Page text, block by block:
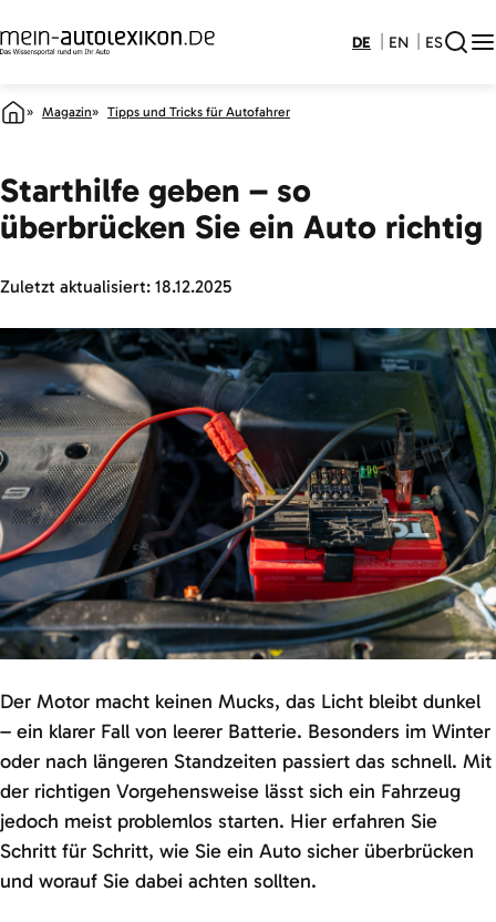
DE EN ES
Magazin Tipps und Tricks für Autofahrer
Starthilfe geben – so
überbrücken Sie ein Auto richtig
Zuletzt aktualisiert: 18.12.2025
Der Motor macht keinen Mucks, das Licht bleibt dunkel
– ein klarer Fall von leerer Batterie. Besonders im Winter
oder nach längeren Standzeiten passiert das schnell. Mit
der richtigen Vorgehensweise lässt sich ein Fahrzeug
jedoch meist problemlos starten. Hier erfahren Sie
Schritt für Schritt, wie Sie ein Auto sicher überbrücken
und worauf Sie dabei achten sollten.